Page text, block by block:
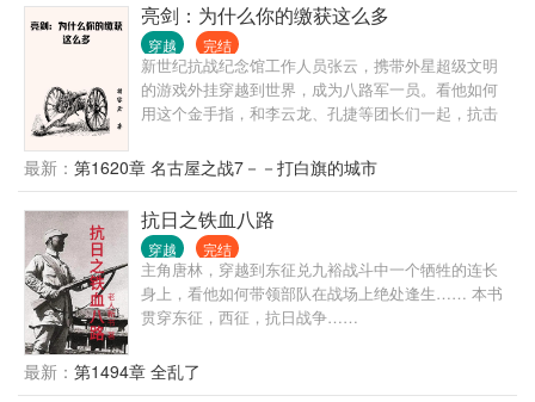
亮剑：为什么你的缴获这么多
穿越 完结
新世纪抗战纪念馆工作人员张云，携带外星超级文明
的游戏外挂穿越到世界，成为八路军一员。看他如何
用这个金手指，和李云龙、孔捷等团长们一起，抗击
器！
最新： 第1620章 名古屋之战7－－打白旗的城市
抗日之铁血八路
穿越 完结
主角唐林，穿越到东征兑九裕战斗中一个牺牲的连长
身上，看他如何带领部队在战场上绝处逢生…… 本书
贯穿东征，西征，抗日战争……
最新： 第1494章 全乱了